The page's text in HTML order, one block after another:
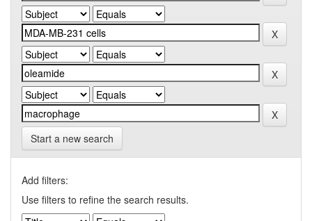
Start a new search
Add filters:
Use filters to refine the search results.